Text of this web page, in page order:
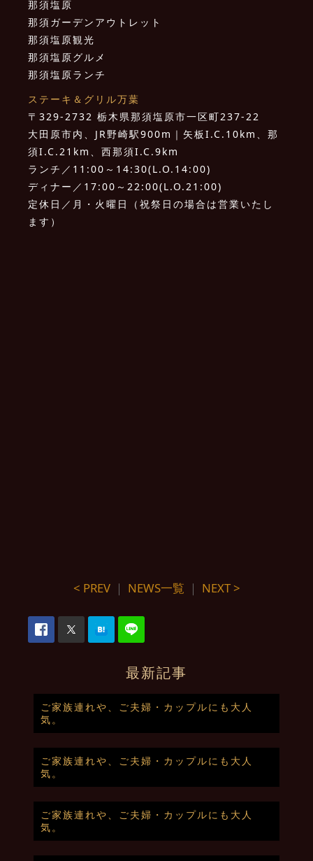
那須塩原
那須ガーデンアウトレット
那須塩原観光
那須塩原グルメ
那須塩原ランチ
ステーキ＆グリル万葉
〒329-2732 栃木県那須塩原市一区町237-22
大田原市内、JR野崎駅900m｜矢板I.C.10km、那
須I.C.21km、西那須I.C.9km
ランチ／11:00～14:30(L.O.14:00)
ディナー／17:00～22:00(L.O.21:00)
定休日／月・火曜日（祝祭日の場合は営業いたし
ます）
< PREV｜ NEWS一覧 ｜ NEXT >
最新記事
ご家族連れや、ご夫婦・カップルにも大人
気。
ご家族連れや、ご夫婦・カップルにも大人
気。
ご家族連れや、ご夫婦・カップルにも大人
気。